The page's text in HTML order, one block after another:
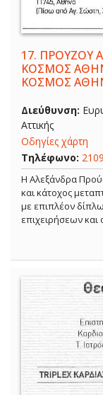
17. ΠΡΟΥΖΟΥ
ΚΟΣΜΟΣ
ΚΟΣΜΟΣ
Διεύθυνση:
Αττικής
Οδηγίες χάρτη
Τηλέφωνο:
Η Αλεξάνδρα
και κάτοχος
με επιπλέον
επιχειρήσεων